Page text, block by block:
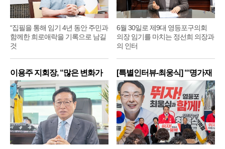
“집필을 통해 임기 4년 동안 주민과
함께한 희로애락을 기록으로 남길
것
6월 30일로 제9대 영등포구의회
의장 임기를 마치는 정선희 의장과
의 인터
이용주 지회장, “많은 변화가 [특별인터뷰-최웅식] “‘명가재